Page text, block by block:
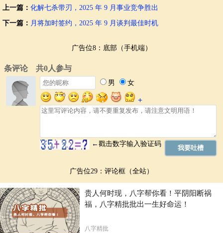
上一篇： 化解七杀带刃，2025 年 9 月事业竞争胜出
下一篇： 月将加时签约，2025 年 9 月谈判最佳时机
广告位8：底部（手机端）
广告位29：评论框（全站）
贵人何时现，八字帮你看！平阴阳断祸
福，八字精批批出一生好命运！
八字精批